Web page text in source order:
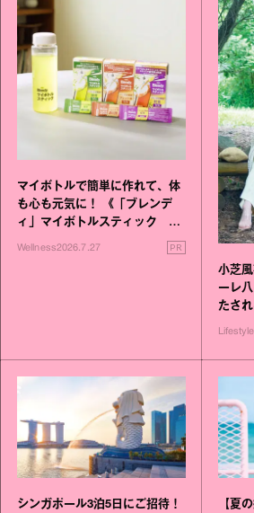
マイボトルで簡単に作れて、体
も心も元気に！ 《「ブレンデ
ィ」マイボトルスティック い
いこと毎日》シリーズが誕生
Wellness2026.7.27 PR
小芝
ーレ
たさ
Lifestyle
シンガポール3泊5日にご招待！ 【夏